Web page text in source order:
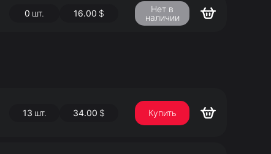
0 шт. 16.00 $
Нет в
наличии
13 шт. 34.00 $ Купить